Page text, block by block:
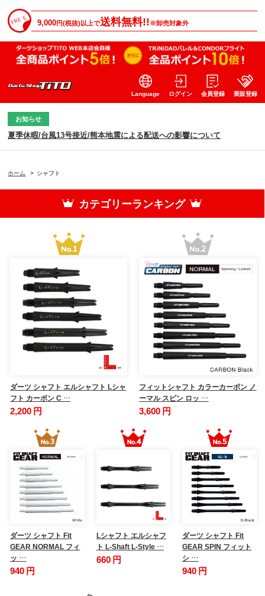
9,000円(税抜)以上で送料無料!!※卸売対象外
Language ログイン 会員登録 業販登録
お知らせ
夏季休暇/台風13号接近/熊本地震による配送への影響について
ホーム > シャフト
カテゴリーランキング
ダーツ シャフト エルシャフト Lシャ
フト カーボン C …
2,200 円
フィットシャフト カラーカーボン ノ
ーマル スピン ロッ …
3,600 円
ダーツ シャフト Fit
GEAR NORMAL フィ
ッ …
940 円
Lシャフト エルシャフ
ト L-Shaft L-Style …
660 円
ダーツ シャフト Fit
GEAR SPIN フィット
シ …
940 円